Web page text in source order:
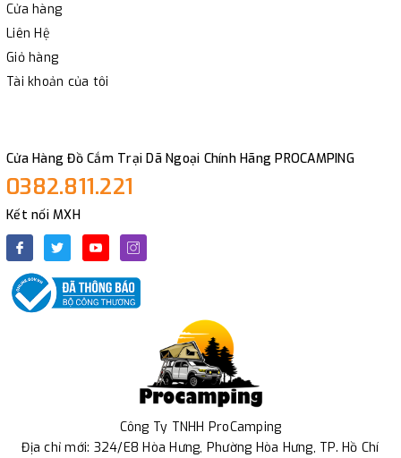
Cửa hàng
Liên Hệ
Giỏ hàng
Tài khoản của tôi
Cửa Hàng Đồ Cắm Trại Dã Ngoại Chính Hãng PROCAMPING
0382.811.221
Kết nối MXH
Công Ty TNHH ProCamping
Địa chỉ mới: 324/E8 Hòa Hưng, Phường Hòa Hưng, TP. Hồ Chí